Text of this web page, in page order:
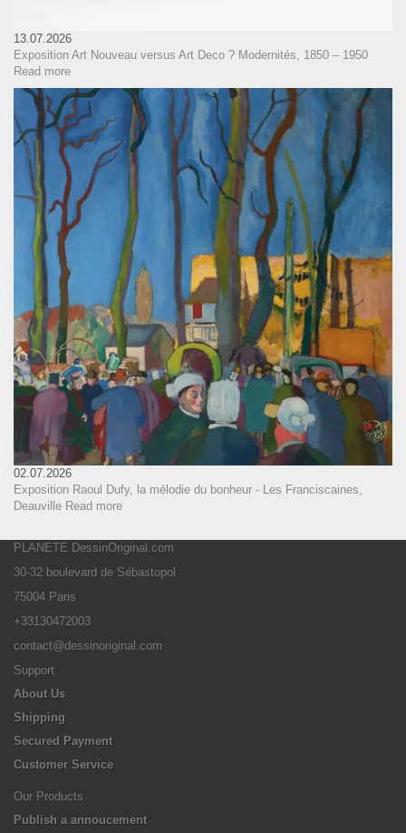
13.07.2026
Exposition Art Nouveau versus Art Deco ? Modernités, 1850 – 1950
Read more
02.07.2026
Exposition Raoul Dufy, la mélodie du bonheur - Les Franciscaines,
Deauville Read more
PLANETE DessinOriginal.com
30-32 boulevard de Sébastopol
75004 Paris
+33130472003
contact@dessinoriginal.com
Support
About Us
Shipping
Secured Payment
Customer Service
Our Products
Publish a annoucement